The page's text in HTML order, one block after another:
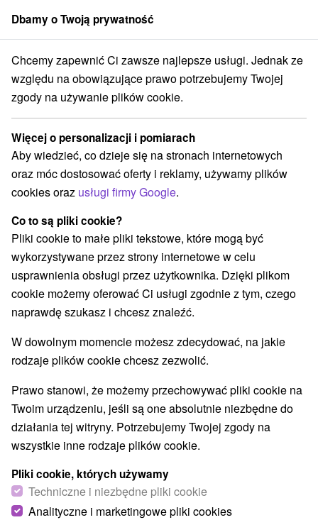
członek grupySorger
Medyczne MINI: Krótki pobyt zabiegowy dla doskonałej
Medyczne MINI: Krótki pobyt
zabiegowy dla doskonałej
regeneracji
Hotel Mineral Dudince
Uzdrowisko Dudince
Dudince
Wybierz datę
Przejdź do lokalizacji
9,2 doskonały
Dbamy o Twoją prywatność
Chcemy zapewnić Ci zawsze najlepsze usługi. Jednak ze
względu na obowiązujące prawo potrzebujemy Twojej
zgody na używanie plików cookie.
Więcej o personalizacji i pomiarach
Aby wiedzieć, co dzieje się na stronach internetowych
oraz móc dostosować oferty i reklamy, używamy plików
cookies oraz usługi firmy Google.
Co to są pliki cookie?
Pliki cookie to małe pliki tekstowe, które mogą być
wykorzystywane przez strony internetowe w celu
usprawnienia obsługi przez użytkownika. Dzięki plikom
cookie możemy oferować Ci usługi zgodnie z tym, czego
naprawdę szukasz i chcesz znaleźć.
W dowolnym momencie możesz zdecydować, na jakie
rodzaje plików cookie chcesz zezwolić.
Prawo stanowi, że możemy przechowywać pliki cookie na
Twoim urządzeniu, jeśli są one absolutnie niezbędne do
działania tej witryny. Potrzebujemy Twojej zgody na
wszystkie inne rodzaje plików cookie.
Pliki cookie, których używamy
Techniczne i niezbędne pliki cookie
Analityczne i marketingowe pliki cookies